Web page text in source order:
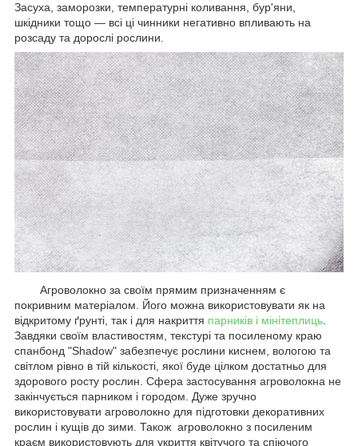
Засуха, заморозки, температурні коливання, бур'яни,
шкідники тощо — всі ці чинники негативно впливають на
розсаду та дорослі рослини.
Агроволокно за своїм прямим призначенням є
покривним матеріалом. Його можна використовувати як на
відкритому ґрунті, так і для накриття парників і мінітеплиць
Завдяки своїм властивостям, текстурі та посиленому краю
спанбонд "Shadow" забезпечує рослини киснем, вологою та
світлом рівно в тій кількості, якої буде цілком достатньо для
здорового росту рослин. Сфера застосування агроволокна не
закінчується парником і городом. Дуже зручно
використовувати агроволокно для підготовки декоративних
рослин і кущів до зими. Також агроволокно з посиленим
краєм використовують для укриття квітучого та спіючого